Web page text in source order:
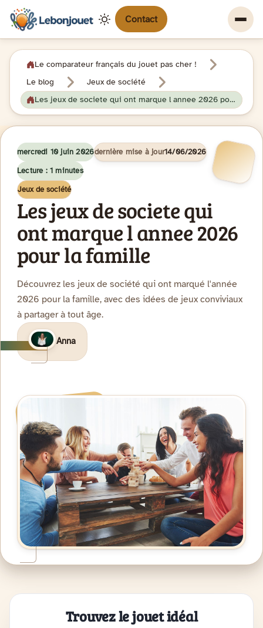
Contact
Le comparateur français du jouet pas cher !
Le blog
Jeux de société
Les jeux de societe qui ont marque l annee 2026 pour la famille
mercredi 10 juin 2026dernière mise à jour14/06/2026
Lecture : 1 minutes
Jeux de société
Les jeux de societe qui
ont marque l annee 2026
pour la famille
Découvrez les jeux de société qui ont marqué l'année
2026 pour la famille, avec des idées de jeux conviviaux
à partager à tout âge.
Anna
Trouvez le jouet idéal